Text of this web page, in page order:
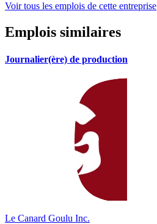
Voir tous les emplois de cette entreprise
Emplois similaires
Journalier(ère) de production
Le Canard Goulu Inc.